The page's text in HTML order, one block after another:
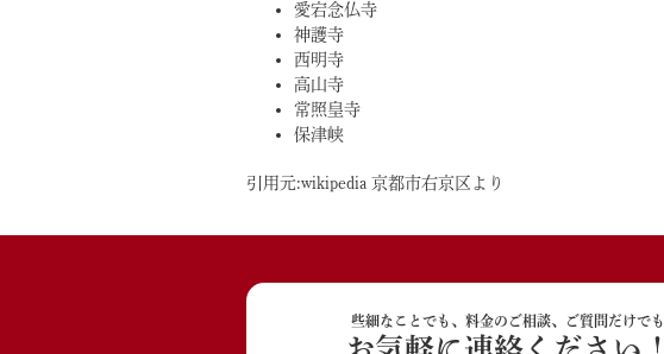
愛宕念仏寺
神護寺
西明寺
高山寺
常照皇寺
保津峡
引用元:wikipedia 京都市右京区より
些細なことでも、料金のご相談、ご質問だけでも